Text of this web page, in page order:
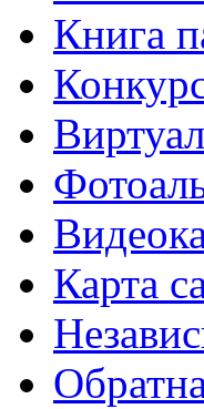
Книга
Карта